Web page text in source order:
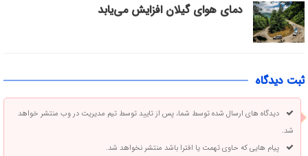
دمای هوای گیلان افزایش می‌یابد
ثبت دیدگاه
دیدگاه های ارسال شده توسط شما، پس از تایید توسط تیم مدیریت در وب منتشر خواهد
شد.
پیام هایی که حاوی تهمت یا افترا باشد منتشر نخواهد شد.